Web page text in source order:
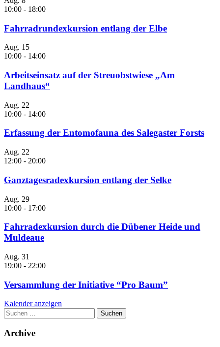
10:00 - 18:00
Fahrradrundexkursion entlang der Elbe
Aug. 15
10:00 - 14:00
Arbeitseinsatz auf der Streuobstwiese „Am
Landhaus“
Aug. 22
10:00 - 14:00
Erfassung der Entomofauna des Salegaster Forsts
Aug. 22
12:00 - 20:00
Ganztagesradexkursion entlang der Selke
Aug. 29
10:00 - 17:00
Fahrradexkursion durch die Dübener Heide und
Muldeaue
Aug. 31
19:00 - 22:00
Versammlung der Initiative “Pro Baum”
Kalender anzeigen
Suchen
nach:
Archive